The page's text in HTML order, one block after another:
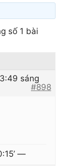
số 1 bài
sáng
#898
—